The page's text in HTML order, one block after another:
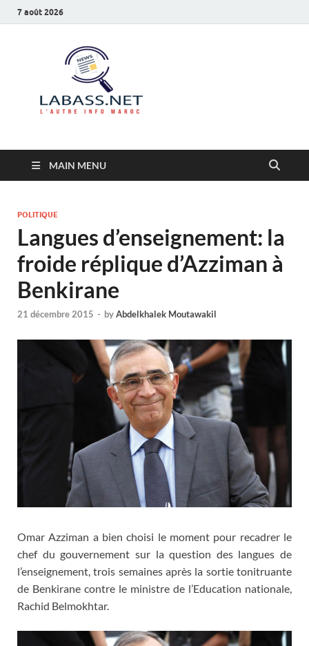
7 août 2026
MAIN MENU
POLITIQUE
Langues d’enseignement: la
froide réplique d’Azziman à
Benkirane
21 décembre 2015 - byAbdelkhalek Moutawakil
Omar Azziman a bien choisi le moment pour recadrer le
chef du gouvernement sur la question des langues de
l’enseignement, trois semaines après la sortie tonitruante
de Benkirane contre le ministre de l’Education nationale,
Rachid Belmokhtar.